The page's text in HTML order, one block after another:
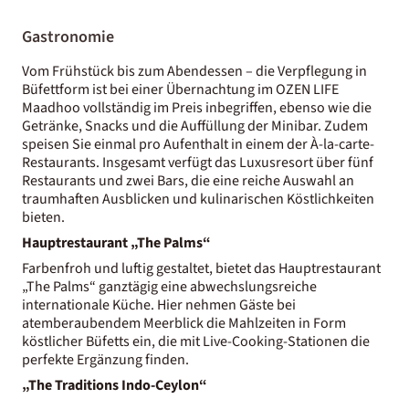
Gastronomie
Vom Frühstück bis zum Abendessen – die Verpflegung in
Büfettform ist bei einer Übernachtung im OZEN LIFE
Maadhoo vollständig im Preis inbegriffen, ebenso wie die
Getränke, Snacks und die Auffüllung der Minibar. Zudem
speisen Sie einmal pro Aufenthalt in einem der À-la-carte-
Restaurants. Insgesamt verfügt das Luxusresort über fünf
Restaurants und zwei Bars, die eine reiche Auswahl an
traumhaften Ausblicken und kulinarischen Köstlichkeiten
bieten.
Hauptrestaurant „The Palms“
Farbenfroh und luftig gestaltet, bietet das Hauptrestaurant
„The Palms“ ganztägig eine abwechslungsreiche
internationale Küche. Hier nehmen Gäste bei
atemberaubendem Meerblick die Mahlzeiten in Form
köstlicher Büfetts ein, die mit Live-Cooking-Stationen die
perfekte Ergänzung finden.
„The Traditions Indo-Ceylon“